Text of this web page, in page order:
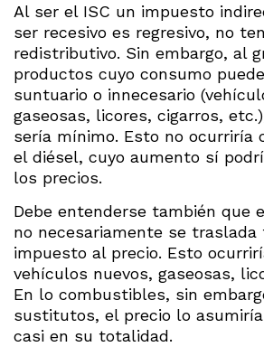
Al ser el ISC un impuesto
ser recesivo es regresivo, no
redistributivo. Sin embargo, al
productos cuyo consumo
suntuario o innecesario
gaseosas, licores, cigarros,
sería mínimo. Esto no ocurriría
el diésel, cuyo aumento sí
los precios.
Debe entenderse también que
no necesariamente se traslada
impuesto al precio. Esto
vehículos nuevos, gaseosas,
En lo combustibles, sin
sustitutos, el precio lo
casi en su totalidad.